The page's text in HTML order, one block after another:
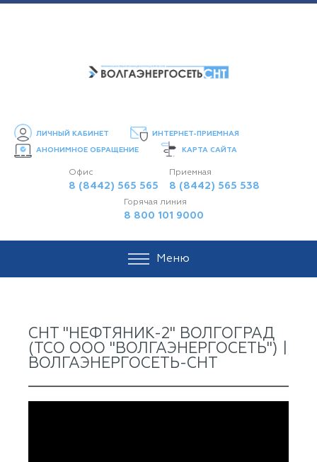
ЛИЧНЫЙ КАБИНЕТ ИНТЕРНЕТ-ПРИЕМНАЯ
АНОНИМНОЕ ОБРАЩЕНИЕ КАРТА САЙТА
Офис
8 (8442) 565 565
Приемная
8 (8442) 565 538
Горячая линия
8 800 101 9000
Меню
СНТ "НЕФТЯНИК-2" ВОЛГОГРАД
(ТСО ООО "ВОЛГАЭНЕРГОСЕТЬ") |
ВОЛГАЭНЕРГОСЕТЬ-СНТ